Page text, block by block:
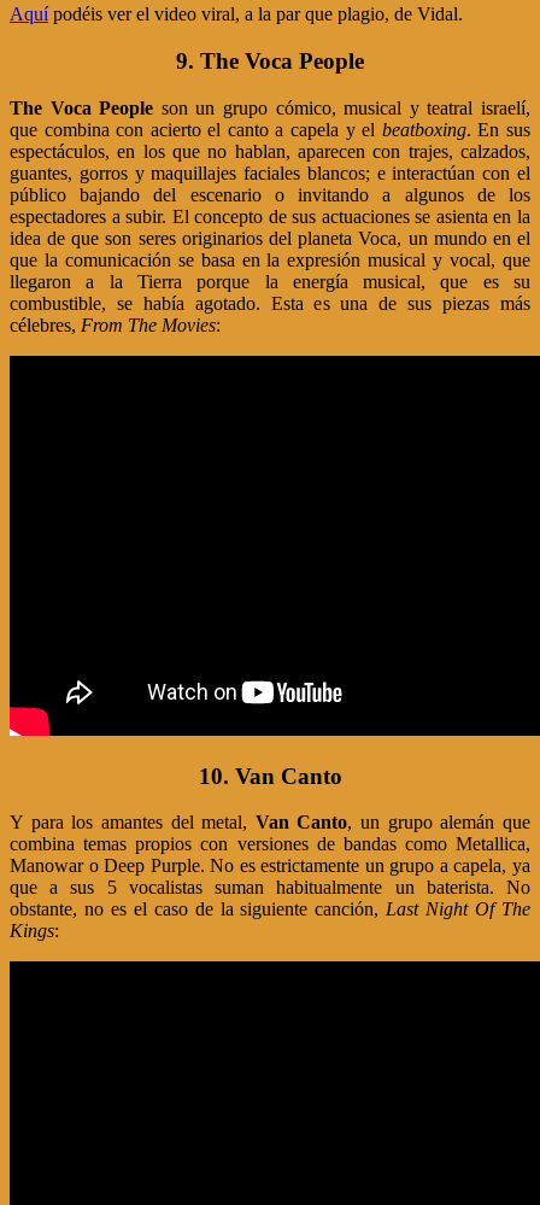
Aquípodéis ver el video viral, a la par que plagio, de Vidal.
9. The Voca People
The Voca People son un grupo cómico, musical y teatral israelí,
que combina con acierto el canto a capela y el beatboxing. En sus
espectáculos, en los que no hablan, aparecen con trajes, calzados,
guantes, gorros y maquillajes faciales blancos; e interactúan con el
público bajando del escenario o invitando a algunos de los
espectadores a subir. El concepto de sus actuaciones se asienta en la
idea de que son seres originarios del planeta Voca, un mundo en el
que la comunicación se basa en la expresión musical y vocal, que
llegaron a la Tierra porque la energía musical, que es su
combustible, se había agotado. Esta es una de sus piezas más
célebres, From The Movies:
10. Van Canto
Y para los amantes del metal, Van Canto, un grupo alemán que
combina temas propios con versiones de bandas como Metallica,
Manowar o Deep Purple. No es estrictamente un grupo a capela, ya
que a sus 5 vocalistas suman habitualmente un baterista. No
obstante, no es el caso de la siguiente canción, Last Night Of The
Kings: